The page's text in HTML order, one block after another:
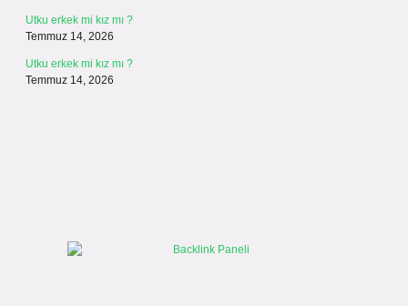
Utku erkek mi kız mı ?
Temmuz 14, 2026
Utku erkek mi kız mı ?
Temmuz 14, 2026